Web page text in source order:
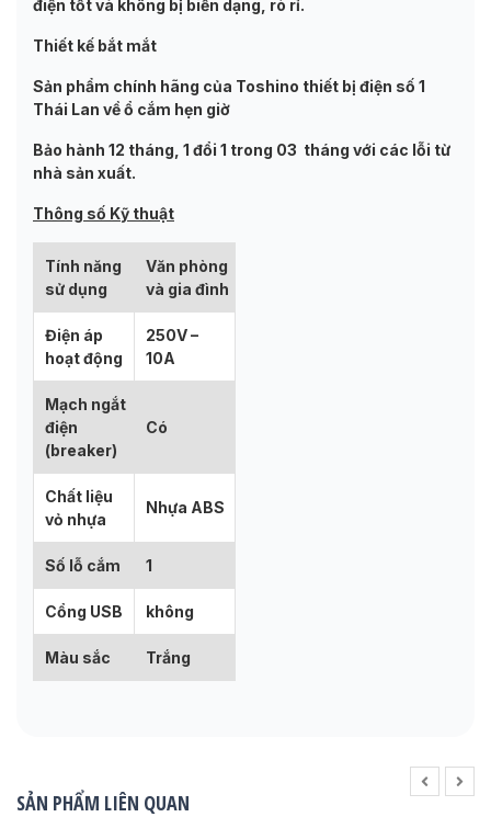
điện tốt và không bị biến dạng, rò rỉ.
Thiết kế bắt mắt
Sản phẩm chính hãng của Toshino thiết bị điện số 1
Thái Lan về ổ cắm hẹn giờ
Bảo hành 12 tháng, 1 đổi 1 trong 03 tháng với các lỗi từ
nhà sản xuất.
Thông số Kỹ thuật
Tính năng
sử dụng
Văn phòng
và gia đình
Điện áp
hoạt động
250V –
10A
Mạch ngắt
điện
(breaker)
Có
Chất liệu
vỏ nhựa
Nhựa ABS
Số lỗ cắm 1
Cổng USB không
Màu sắc Trắng
SẢN PHẨM LIÊN QUAN